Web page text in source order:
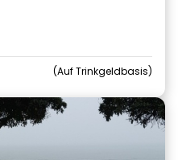
Auf Trinkgeldbasis